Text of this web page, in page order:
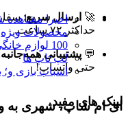
🚀 ارسال سریع
حداکثر ۷۲ ساعت.
💬 پشتیبانی همه‌جانبه
حتی واتساپ!
ای ام شاپ، شهری به
اخیرا
محصولات ویژه
100 لوازم خانگی برتر
لپ تاپ ها
اسباب بازی و؛
لینک های مفید